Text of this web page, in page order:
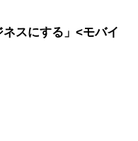
スにする」<モバイ